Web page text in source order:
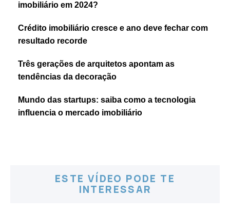
imobiliário em 2024?
Crédito imobiliário cresce e ano deve fechar com
resultado recorde
Três gerações de arquitetos apontam as
tendências da decoração
Mundo das startups: saiba como a tecnologia
influencia o mercado imobiliário
ESTE VÍDEO PODE TE
INTERESSAR